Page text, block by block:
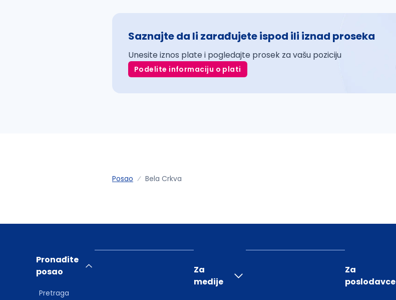
Saznajte da li zarađujete ispod ili iznad proseka
Unesite iznos plate i pogledajte prosek za vašu poziciju
Podelite informaciju o plati
Posao Bela Crkva
Pronađite
posao
Pretraga
Za
medije
Za
poslodavce